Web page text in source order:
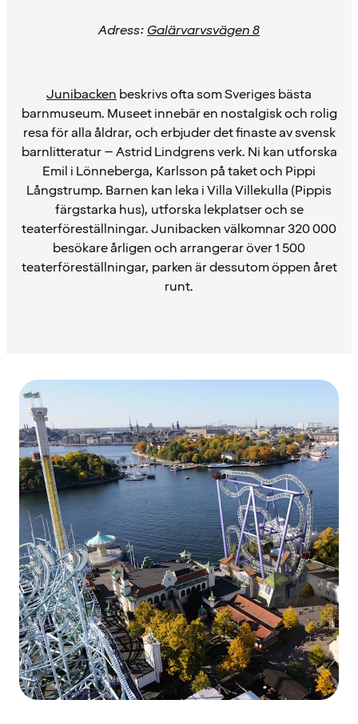
Adress:Galärvarvsvägen 8
Junibacken beskrivs ofta som Sveriges bästa
barnmuseum. Museet innebär en nostalgisk och rolig
resa för alla åldrar, och erbjuder det finaste av svensk
barnlitteratur – Astrid Lindgrens verk. Ni kan utforska
Emil i Lönneberga, Karlsson på taket och Pippi
Långstrump. Barnen kan leka i Villa Villekulla (Pippis
färgstarka hus), utforska lekplatser och se
teaterföreställningar. Junibacken välkomnar 320 000
besökare årligen och arrangerar över 1 500
teaterföreställningar, parken är dessutom öppen året
runt.